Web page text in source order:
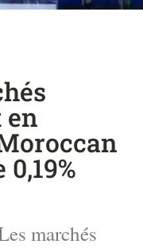
marchés